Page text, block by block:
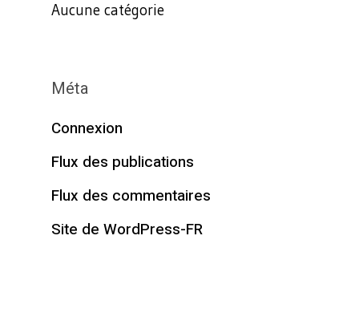
Aucune catégorie
Méta
Connexion
Flux des publications
Flux des commentaires
Site de WordPress-FR